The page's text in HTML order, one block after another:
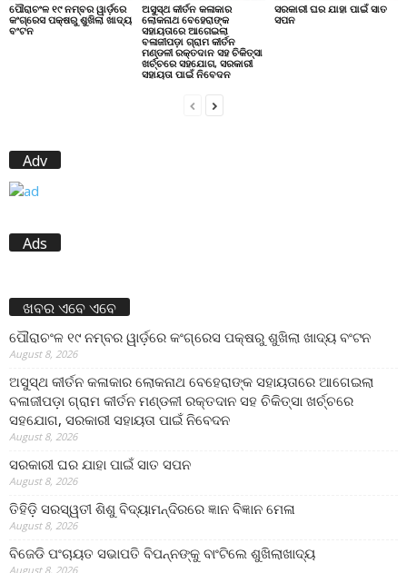
ପୌରାଚଂଳ ୧୯ ନମ୍ବର ୱାର୍ଡ଼ରେ
କଂଗ୍ରେସ ପକ୍ଷରୁ ଶୁଖିଲା ଖାଦ୍ୟ
ବଂଟନ
ଅସୁସ୍ଥ କୀର୍ତନ କଳାକାର
ଲୋକନାଥ ବେହେରାଙ୍କ
ସହାୟତାରେ ଆଗେଇଲା
ବଳାଜୀପଡ଼ା ଗ୍ରାମ କୀର୍ତନ
ମଣ୍ଡଳୀ ରକ୍ତଦାନ ସହ ଚିକିତ୍ସା
ଖର୍ଚ୍ଚରେ ସହଯୋଗ, ସରକାରୀ
ସହାୟତା ପାଇଁ ନିବେଦନ
ସରକାରୀ ଘର ଯାହା ପାଇଁ ସାତ
ସପନ
Adv
Ads
ଖବର ଏବେ ଏବେ
ପୌରାଚଂଳ ୧୯ ନମ୍ବର ୱାର୍ଡ଼ରେ କଂଗ୍ରେସ ପକ୍ଷରୁ ଶୁଖିଲା ଖାଦ୍ୟ ବଂଟନ
August 8, 2026
ଅସୁସ୍ଥ କୀର୍ତନ କଳାକାର ଲୋକନାଥ ବେହେରାଙ୍କ ସହାୟତାରେ ଆଗେଇଲା
ବଳାଜୀପଡ଼ା ଗ୍ରାମ କୀର୍ତନ ମଣ୍ଡଳୀ ରକ୍ତଦାନ ସହ ଚିକିତ୍ସା ଖର୍ଚ୍ଚରେ
ସହଯୋଗ, ସରକାରୀ ସହାୟତା ପାଇଁ ନିବେଦନ
August 8, 2026
ସରକାରୀ ଘର ଯାହା ପାଇଁ ସାତ ସପନ
August 8, 2026
ତିହିଡି଼ ସରସ୍ୱତୀ ଶିଶୁ ବିଦ୍ୟାମନ୍ଦିରରେ ଜ୍ଞାନ ବିଜ୍ଞାନ ମେଳା
August 8, 2026
ବିଜେଡି ପଂଚାୟତ ସଭାପତି ବିପନ୍ନଙ୍କୁ ବାଂଟିଲେ ଶୁଖିଲାଖାଦ୍ୟ
August 8, 2026